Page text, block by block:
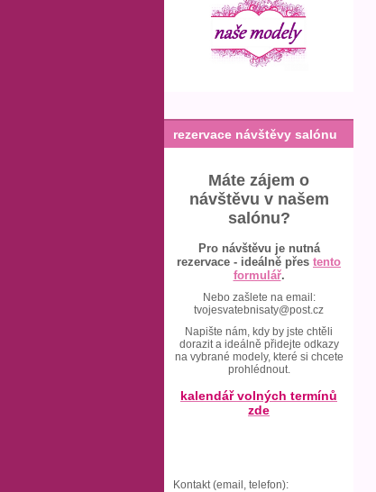
rezervace návštěvy salónu
Máte zájem o
návštěvu v našem
salónu?
Pro návštěvu je nutná
rezervace - ideálně přes tento
formulář.
Nebo zašlete na email:
tvojesvatebnisaty@post.cz
Napište nám, kdy by jste chtěli
dorazit a ideálně přidejte odkazy
na vybrané modely, které si chcete
prohlédnout.
kalendář volných termínů
zde
Kontakt (email, telefon):